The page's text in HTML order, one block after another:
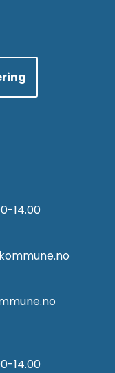
14.00
14.00